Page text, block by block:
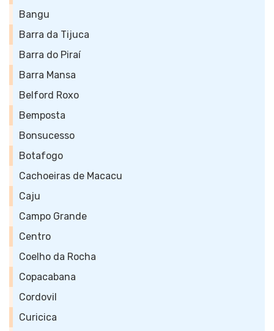
Bangu
Barra da Tijuca
Barra do Piraí
Barra Mansa
Belford Roxo
Bemposta
Bonsucesso
Botafogo
Cachoeiras de Macacu
Caju
Campo Grande
Centro
Coelho da Rocha
Copacabana
Cordovil
Curicica